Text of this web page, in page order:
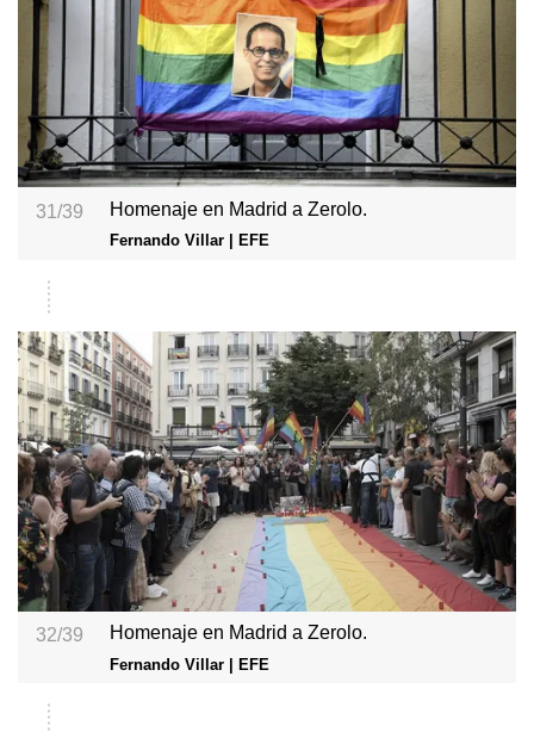
31/39 Homenaje en Madrid a Zerolo.
Fernando Villar | EFE
32/39 Homenaje en Madrid a Zerolo.
Fernando Villar | EFE